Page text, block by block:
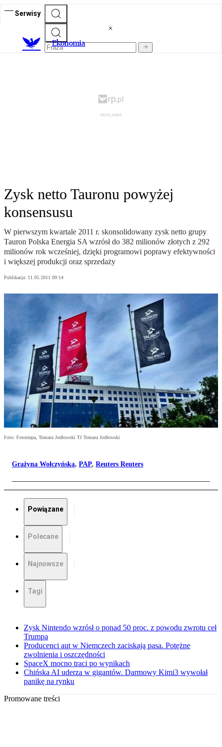
Serwisy
Ekonomia
Zysk netto Tauronu powyżej
konsensusu
W pierwszym kwartale 2011 r. skonsolidowany zysk netto grupy
Tauron Polska Energia SA wzrósł do 382 milionów złotych z 292
milionów rok wcześniej, dzięki programowi poprawy efektywności
i większej produkcji oraz sprzedaży
Publikacja: 11.05.2011 09:14
Foto: Fotorzepa, Tomasz Jodłowski TJ Tomasz Jodłowski
Grażyna Wołczyńska, PAP, Reuters Reuters
Powiązane
Polecane
Najnowsze
Tagi
Zysk Nintendo wzrósł o ponad 50 proc. z powodu zwrotu ceł
Trumpa
Producenci aut w Niemczech zaciskają pasa. Potężne
zwolnienia i oszczędności
SpaceX mocno traci po wynikach
Chińska AI uderza w gigantów. Darmowy Kimi3 wywołał
panikę na rynku
Promowane treści